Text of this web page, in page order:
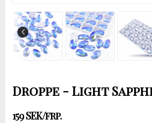
Droppe - Light
159 SEK/frp.